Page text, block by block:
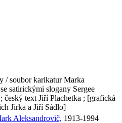
/ soubor karikatur Marka
satirickými slogany Sergee
český text Jiří Plachetka ; [grafická
Jirka a Jiří Sádlo]
Aleksandrovič, 1913-1994